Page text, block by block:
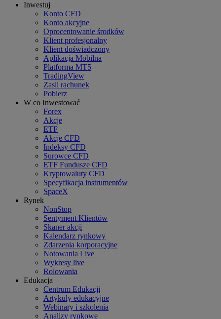
Inwestuj
Konto CFD
Konto akcyjne
Oprocentowanie środków
Klient profesjonalny
Klient doświadczony
Aplikacja Mobilna
Platforma MT5
TradingView
Zasil rachunek
Pobierz
W co Inwestować
Forex
Akcje
ETF
Akcje CFD
Indeksy CFD
Surowce CFD
ETF Fundusze CFD
Kryptowaluty CFD
Specyfikacja instrumentów
SpaceX
Rynek
NonStop
Sentyment Klientów
Skaner akcji
Kalendarz rynkowy
Zdarzenia korporacyjne
Notowania Live
Wykresy live
Rolowania
Edukacja
Centrum Edukacji
Artykuły edukacyjne
Webinary i szkolenia
Analizy rynkowe